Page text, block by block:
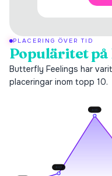
PLACERING ÖVER TID
Populäritet på
Butterfly Feelings har
placeringar inom topp 10.
# 43
#38